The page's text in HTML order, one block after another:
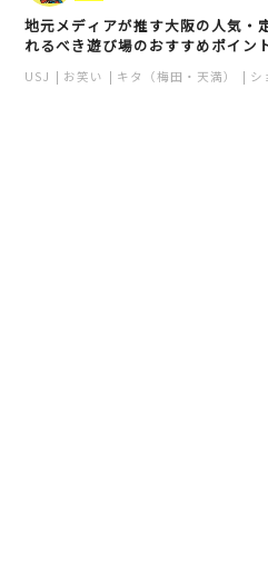
地元メディアが推す大阪の人気・
れるべき遊び場のおすすめポイン
USJ お笑い キタ（梅田・天満） シ